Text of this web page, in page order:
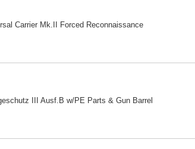
Carrier Mk.II Forced Reconnaissance
III Ausf.B w/PE Parts & Gun Barrel